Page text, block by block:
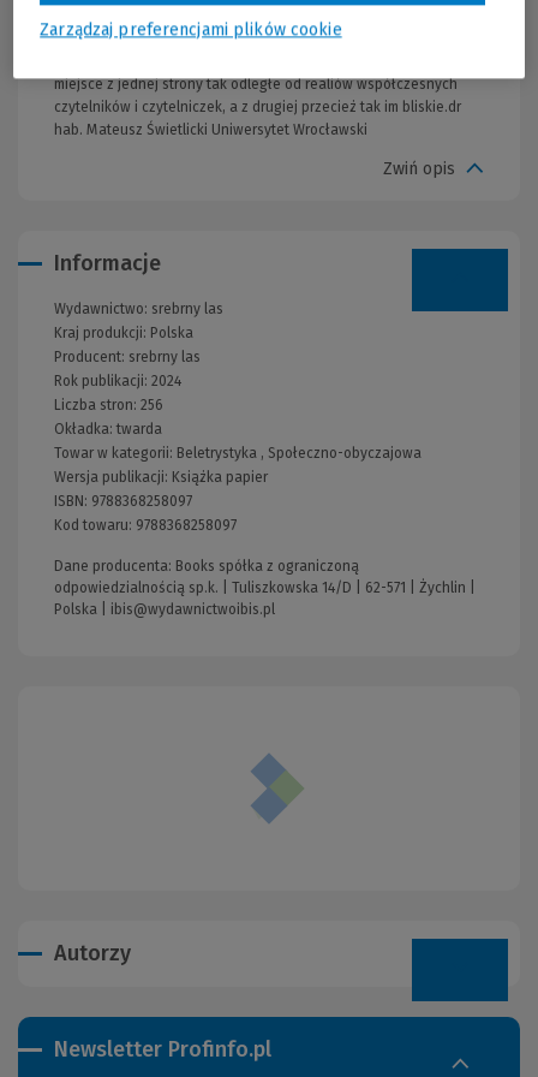
również rywalizuje z religią. Autorce udało się stworzyć
miejsce z jednej strony tak odległe od realiów współczesnych
czytelników i czytelniczek, a z drugiej przecież tak im bliskie.dr
hab. Mateusz Świetlicki Uniwersytet Wrocławski
Zwiń opis
Informacje
Wydawnictwo: srebrny las
Kraj produkcji: Polska
Producent: srebrny las
Rok publikacji: 2024
Liczba stron: 256
Okładka:twarda
Towar w kategorii: Beletrystyka , Społeczno-obyczajowa
Wersja publikacji: Książka papier
ISBN: 9788368258097
Kod towaru: 9788368258097
Dane producenta: Books spółka z ograniczoną
odpowiedzialnością sp.k. | Tuliszkowska 14/D | 62-571 | Żychlin |
Polska | ibis@wydawnictwoibis.pl
Autorzy
Newsletter Profinfo.pl
Zarządzaj preferencjami plików cookie